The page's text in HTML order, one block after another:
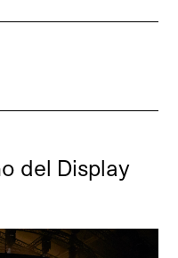
del Display